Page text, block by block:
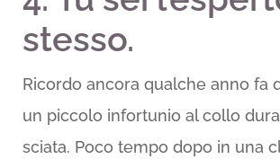
stesso.
Ricordo ancora qualche anno fa
un piccolo infortunio al collo
sciata. Poco tempo dopo in una